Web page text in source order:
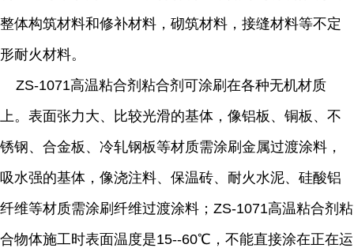
整体构筑材料和修补材料，砌筑材料，接缝材料等不定
形耐火材料。
ZS-1071高温粘合剂粘合剂可涂刷在各种无机材质
上。表面张力大、比较光滑的基体，像铝板、铜板、不
锈钢、合金板、冷轧钢板等材质需涂刷金属过渡涂料，
吸水强的基体，像浇注料、保温砖、耐火水泥、硅酸铝
纤维等材质需涂刷纤维过渡涂料； ZS-1071高温粘合剂粘
合物体施工时表面温度是15--60℃，不能直接涂在正在运